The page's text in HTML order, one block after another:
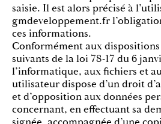
saisie. Il est alors précisé à
gmdeveloppement.fr
ces informations.
Conformément aux
suivants de la loi 78-17 du 6
l’informatique, aux fichiers et
utilisateur dispose d’un droit
et d’opposition aux données
concernant, en effectuant sa